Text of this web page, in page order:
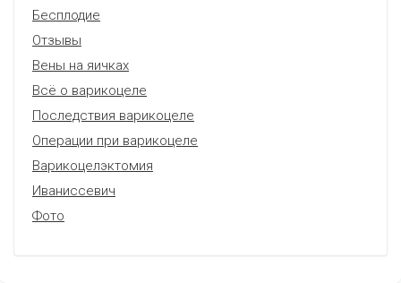
Бесплодие
Отзывы
Вены на яичках
Всё о варикоцеле
Последствия варикоцеле
Операции при варикоцеле
Варикоцелэктомия
Иваниссевич
Фото